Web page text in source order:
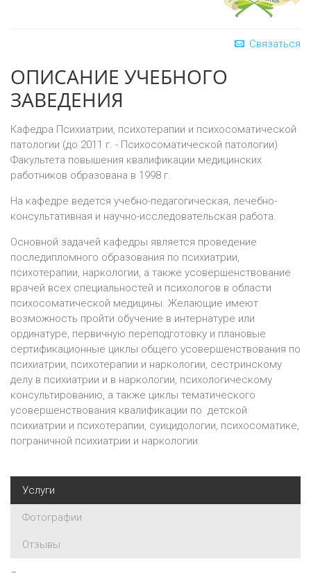
Связаться
ОПИСАНИЕ УЧЕБНОГО
ЗАВЕДЕНИЯ
Кафедра Психиатрии, психотерапии и психосоматической
патологии (до 2011 г. - Психосоматической патологии)
Факультета повышения квалификации медицинских
работников образована в 1998 г.
На кафедре ведется учебно-педагогическая, лечебно-
консультативная и научно-исследовательская работа.
Основной задачей кафедры является проведение
последипломного образования по психиатрии,
психотерапии, наркологии, а также усовершенствование
врачей всех специальностей и психологов в области
психосоматической медицины. Желающие имеют
возможность пройти обучение в интернатуре или
ординатуре, первичную переподготовку и плановые
сертификационные циклы общего усовершенствования по
психиатрии, психотерапии и наркологии, сестринскому
делу в психиатрии и в наркологии, психологическому
консультированию, а также циклы тематического
усовершенствования квалификации по детской
психиатрии и психотерапии, суицидологии, психосоматике,
пограничной психиатрии и наркологии.
Услуги
Фотографии
Отзывы